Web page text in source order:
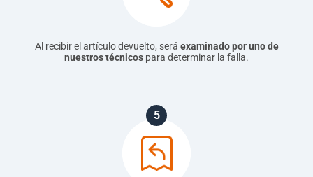
Al recibir el artículo devuelto, será examinado por uno de
nuestros técnicos para determinar la falla.
5